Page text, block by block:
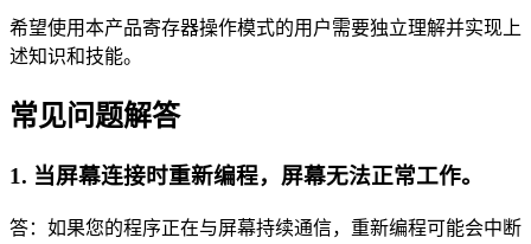
希望使用本产品寄存器操作模式的用户需要独立理解并实现上
述知识和技能。
常见问题解答
1. 当屏幕连接时重新编程，屏幕无法正常工作。
答：如果您的程序正在与屏幕持续通信，重新编程可能会中断